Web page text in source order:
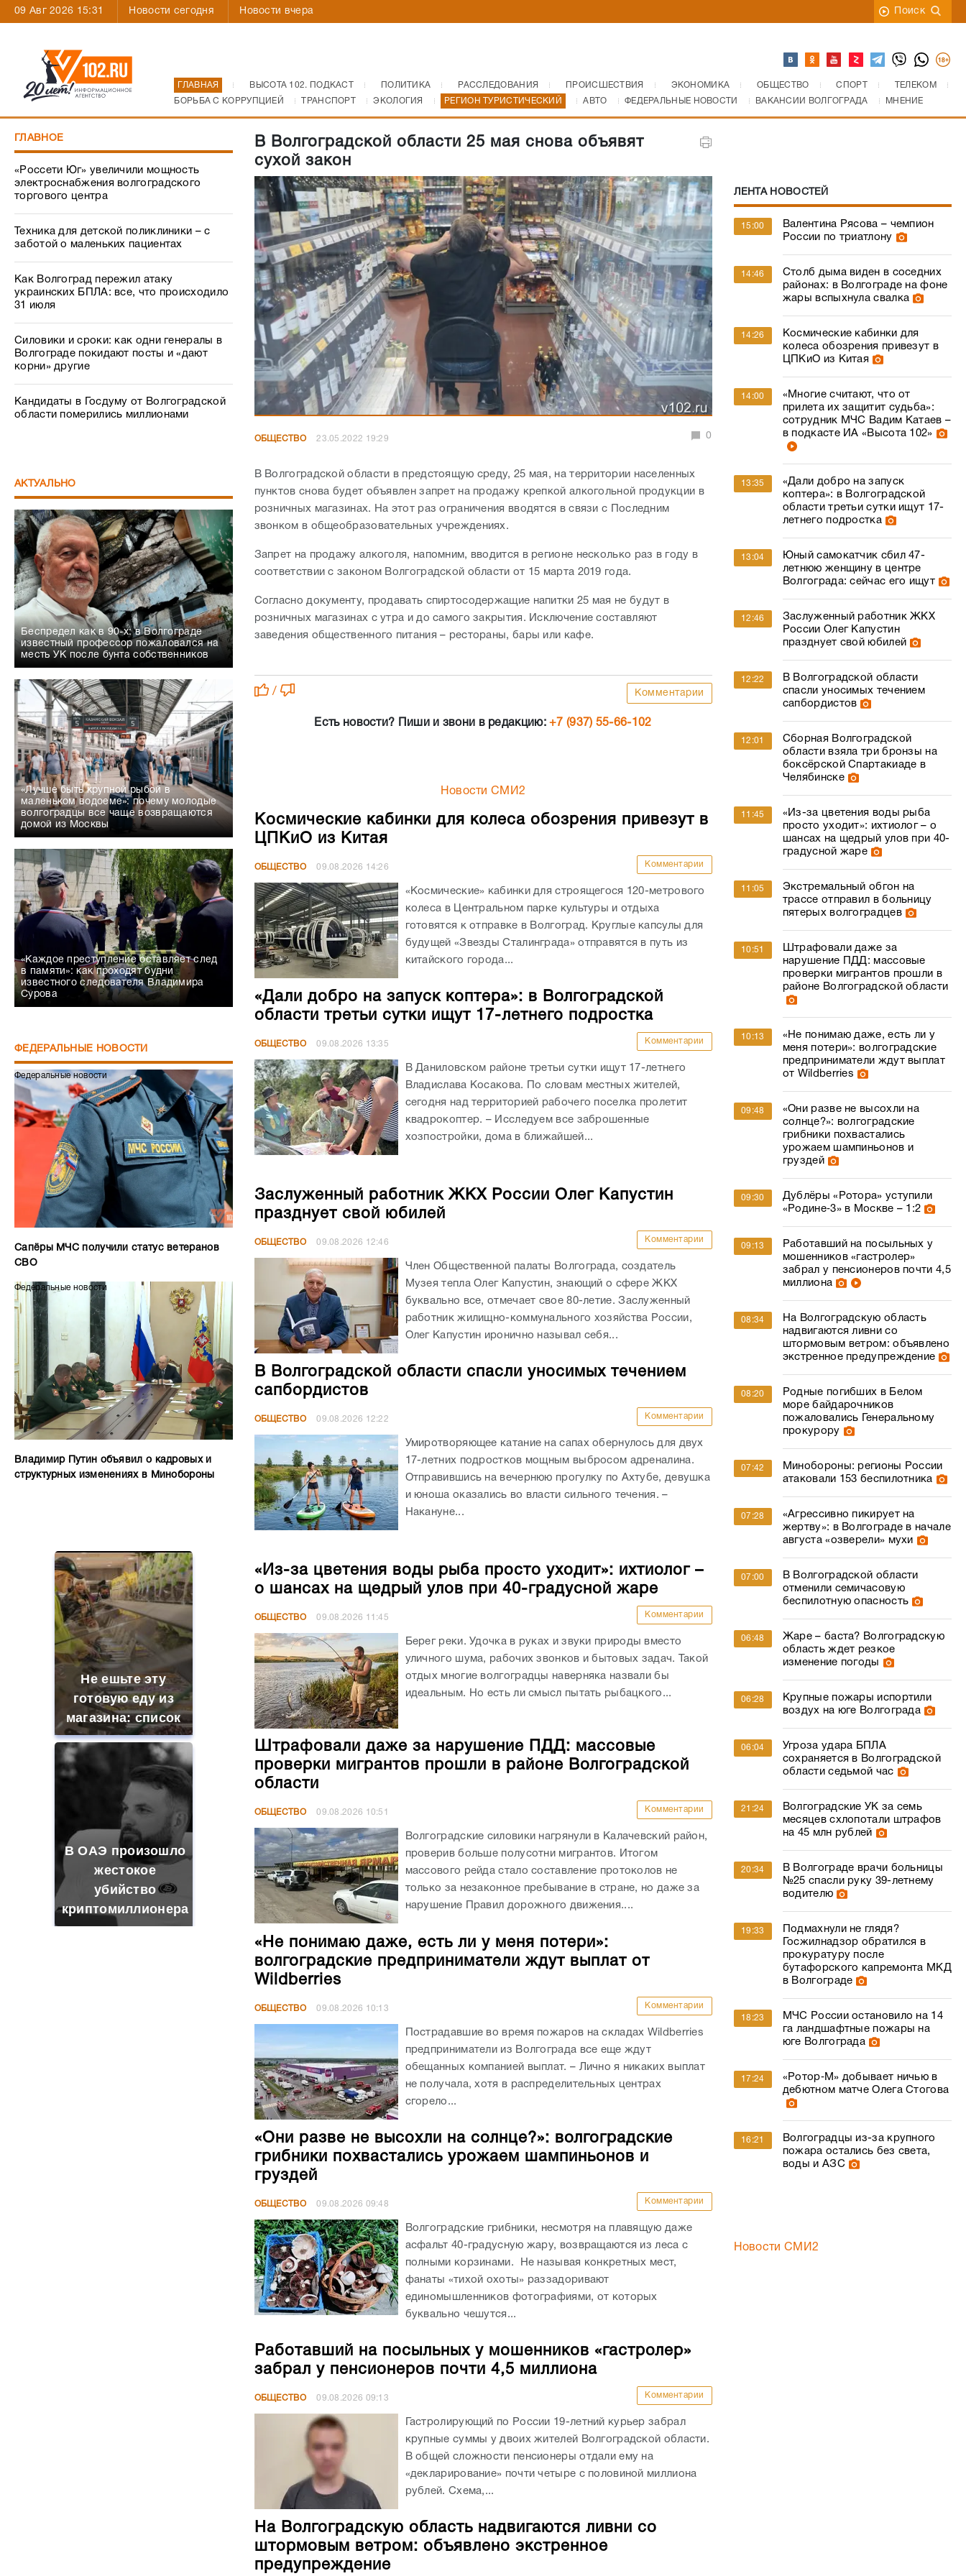
09 Авг 2026 15:31 Новости сегодня Новости вчера Поиск
ГЛАВНАЯ ВЫСОТА 102. ПОДКАСТ ПОЛИТИКА РАССЛЕДОВАНИЯ ПРОИСШЕСТВИЯ ЭКОНОМИКА ОБЩЕСТВО СПОРТ
ТЕЛЕКОМ
БОРЬБА С КОРРУПЦИЕЙ
ТРАНСПОРТ ЭКОЛОГИЯ РЕГИОН ТУРИСТИЧЕСКИЙ АВТО ФЕДЕРАЛЬНЫЕ НОВОСТИ ВАКАНСИИ ВОЛГОГРАДА МНЕНИЕ
ГЛАВНОЕ
«Россети Юг» увеличили мощность
электроснабжения волгоградского
торгового центра
Техника для детской поликлиники – с
заботой о маленьких пациентах
Как Волгоград пережил атаку
украинских БПЛА: все, что происходило
31 июля
Силовики и сроки: как одни генералы в
Волгограде покидают посты и «дают
корни» другие
Кандидаты в Госдуму от Волгоградской
области померились миллионами
АКТУАЛЬНО
Беспредел как в 90-х: в Волгограде
известный профессор пожаловался на
месть УК после бунта собственников
«Лучше быть крупной рыбой в
маленьком водоеме»: почему молодые
волгоградцы все чаще возвращаются
домой из Москвы
«Каждое преступление оставляет след
в памяти»: как проходят будни
известного следователя Владимира
Сурова
ФЕДЕРАЛЬНЫЕ НОВОСТИ
Федеральные новости
Сапёры МЧС получили статус ветеранов
СВО
Федеральные новости
Владимир Путин объявил о кадровых и
структурных изменениях в Минобороны
Не ешьте эту
готовую еду из
магазина: список
В ОАЭ произошло
жестокое
убийство
криптомиллионера
В Волгоградской области 25 мая снова объявят
сухой закон
ОБЩЕСТВО 23.05.2022 19:29 0
В Волгоградской области в предстоящую среду, 25 мая, на территории населенных
пунктов снова будет объявлен запрет на продажу крепкой алкогольной продукции в
розничных магазинах. На этот раз ограничения вводятся в связи с Последним
звонком в общеобразовательных учреждениях.
Запрет на продажу алкоголя, напомним, вводится в регионе несколько раз в году в
соответствии с законом Волгоградской области от 15 марта 2019 года.
Согласно документу, продавать спиртосодержащие напитки 25 мая не будут в
розничных магазинах с утра и до самого закрытия. Исключение составляют
заведения общественного питания – рестораны, бары или кафе.
/ Комментарии
Есть новости? Пиши и звони в редакцию:+7 (937) 55-66-102
Новости СМИ2
Космические кабинки для колеса обозрения привезут в
ЦПКиО из Китая
ОБЩЕСТВО 09.08.2026 14:26 Комментарии
«Космические» кабинки для строящегося 120-метрового
колеса в Центральном парке культуры и отдыха
готовятся к отправке в Волгоград. Круглые капсулы для
будущей «Звезды Сталинграда» отправятся в путь из
китайского города...
«Дали добро на запуск коптера»: в Волгоградской
области третьи сутки ищут 17-летнего подростка
ОБЩЕСТВО 09.08.2026 13:35 Комментарии
В Даниловском районе третьи сутки ищут 17-летнего
Владислава Косакова. По словам местных жителей,
сегодня над территорией рабочего поселка пролетит
квадрокоптер. – Исследуем все заброшенные
хозпостройки, дома в ближайшей...
Заслуженный работник ЖКХ России Олег Капустин
празднует свой юбилей
ОБЩЕСТВО 09.08.2026 12:46 Комментарии
Член Общественной палаты Волгограда, создатель
Музея тепла Олег Капустин, знающий о сфере ЖКХ
буквально все, отмечает свое 80-летие. Заслуженный
работник жилищно-коммунального хозяйства России,
Олег Капустин иронично называл себя...
В Волгоградской области спасли уносимых течением
сапбордистов
ОБЩЕСТВО 09.08.2026 12:22 Комментарии
Умиротворяющее катание на сапах обернулось для двух
17-летних подростков мощным выбросом адреналина.
Отправившись на вечернюю прогулку по Ахтубе, девушка
и юноша оказались во власти сильного течения. –
Накануне...
«Из-за цветения воды рыба просто уходит»: ихтиолог –
о шансах на щедрый улов при 40-градусной жаре
ОБЩЕСТВО 09.08.2026 11:45 Комментарии
Берег реки. Удочка в руках и звуки природы вместо
уличного шума, рабочих звонков и бытовых задач. Такой
отдых многие волгоградцы наверняка назвали бы
идеальным. Но есть ли смысл пытать рыбацкого...
Штрафовали даже за нарушение ПДД: массовые
проверки мигрантов прошли в районе Волгоградской
области
ОБЩЕСТВО 09.08.2026 10:51 Комментарии
Волгоградские силовики нагрянули в Калачевский район,
проверив больше полусотни мигрантов. Итогом
массового рейда стало составление протоколов не
только за незаконное пребывание в стране, но даже за
нарушение Правил дорожного движения....
«Не понимаю даже, есть ли у меня потери»:
волгоградские предприниматели ждут выплат от
Wildberries
ОБЩЕСТВО 09.08.2026 10:13 Комментарии
Пострадавшие во время пожаров на складах Wildberries
предприниматели из Волгограда все еще ждут
обещанных компанией выплат. – Лично я никаких выплат
не получала, хотя в распределительных центрах
сгорело...
«Они разве не высохли на солнце?»: волгоградские
грибники похвастались урожаем шампиньонов и
груздей
ОБЩЕСТВО 09.08.2026 09:48 Комментарии
Волгоградские грибники, несмотря на плавящую даже
асфальт 40-градусную жару, возвращаются из леса с
полными корзинами. Не называя конкретных мест,
фанаты «тихой охоты» раззадоривают
единомышленников фотографиями, от которых
буквально чешутся...
Работавший на посыльных у мошенников «гастролер»
забрал у пенсионеров почти 4,5 миллиона
ОБЩЕСТВО 09.08.2026 09:13 Комментарии
Гастролирующий по России 19-летний курьер забрал
крупные суммы у двоих жителей Волгоградской области.
В общей сложности пенсионеры отдали ему на
«декларирование» почти четыре с половиной миллиона
рублей. Схема,...
На Волгоградскую область надвигаются ливни со
штормовым ветром: объявлено экстренное
предупреждение
ЛЕНТА НОВОСТЕЙ
15:00
Валентина Рясова – чемпион
России по триатлону
14:46
Столб дыма виден в соседних
районах: в Волгограде на фоне
жары вспыхнула свалка
14:26
Космические кабинки для
колеса обозрения привезут в
ЦПКиО из Китая
14:00
«Многие считают, что от
прилета их защитит судьба»:
сотрудник МЧС Вадим Катаев –
в подкасте ИА «Высота 102»
13:35
«Дали добро на запуск
коптера»: в Волгоградской
области третьи сутки ищут 17-
летнего подростка
13:04
Юный самокатчик сбил 47-
летнюю женщину в центре
Волгограда: сейчас его ищут
12:46
Заслуженный работник ЖКХ
России Олег Капустин
празднует свой юбилей
12:22
В Волгоградской области
спасли уносимых течением
сапбордистов
12:01
Сборная Волгоградской
области взяла три бронзы на
боксёрской Спартакиаде в
Челябинске
11:45
«Из-за цветения воды рыба
просто уходит»: ихтиолог – о
шансах на щедрый улов при 40-
градусной жаре
11:05
Экстремальный обгон на
трассе отправил в больницу
пятерых волгоградцев
10:51
Штрафовали даже за
нарушение ПДД: массовые
проверки мигрантов прошли в
районе Волгоградской области
10:13
«Не понимаю даже, есть ли у
меня потери»: волгоградские
предприниматели ждут выплат
от Wildberries
09:48
«Они разве не высохли на
солнце?»: волгоградские
грибники похвастались
урожаем шампиньонов и
груздей
09:30
Дублёры «Ротора» уступили
«Родине‑3» в Москве – 1:2
09:13
Работавший на посыльных у
мошенников «гастролер»
забрал у пенсионеров почти 4,5
миллиона
08:34
На Волгоградскую область
надвигаются ливни со
штормовым ветром: объявлено
экстренное предупреждение
08:20
Родные погибших в Белом
море байдарочников
пожаловались Генеральному
прокурору
07:42
Минобороны: регионы России
атаковали 153 беспилотника
07:28
«Агрессивно пикирует на
жертву»: в Волгограде в начале
августа «озверели» мухи
07:00
В Волгоградской области
отменили семичасовую
беспилотную опасность
06:48
Жаре – баста? Волгоградскую
область ждет резкое
изменение погоды
06:28
Крупные пожары испортили
воздух на юге Волгограда
06:04
Угроза удара БПЛА
сохраняется в Волгоградской
области седьмой час
21:24
Волгоградские УК за семь
месяцев схлопотали штрафов
на 45 млн рублей
20:34
В Волгограде врачи больницы
№25 спасли руку 39-летнему
водителю
19:33
Подмахнули не глядя?
Госжилнадзор обратился в
прокуратуру после
бутафорского капремонта МКД
в Волгограде
18:23
МЧС России остановило на 14
га ландшафтные пожары на
юге Волгограда
17:24
«Ротор‑М» добывает ничью в
дебютном матче Олега Стогова
16:21
Волгоградцы из-за крупного
пожара остались без света,
воды и АЗС
Новости СМИ2